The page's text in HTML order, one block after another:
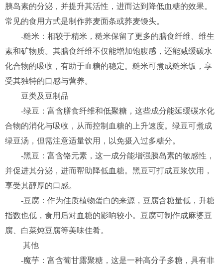
胰岛素的分泌，并提升其活性，进而达到降低血糖的效果。
常见的食用方式是制作荞麦面条或荞麦馒头。
-糙米：相较于精米，糙米保留了更多的膳食纤维、维生
素和矿物质。其膳食纤维不仅能增加饱腹感，还能减缓碳水
化合物的吸收，有助于血糖的稳定。糙米可煮成糙米饭，享
受其独特的口感与营养。
豆类及豆制品
-绿豆：富含膳食纤维和低聚糖，这些成分能延缓碳水化
合物的消化与吸收，从而控制血糖的上升速度。绿豆可煮成
绿豆汤，但需注意适量饮用，以免摄入过多糖分。
-黑豆：富含铬元素，这一成分能增强胰岛素的敏感性，
并促进其分泌，进而帮助降低血糖。黑豆可打成豆浆饮用，
享受其醇厚的口感。
-豆腐：作为佳质植物蛋白的来源，豆腐含糖量低，升糖
指数也低，食用后对血糖的影响较小。豆腐可制作成麻婆豆
腐、白菜炖豆腐等美味佳肴。
其他
-魔芋：富含葡甘露聚糖，这是一种高分子多糖，具有非